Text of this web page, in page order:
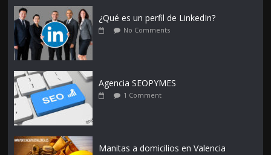
¿Qué es un perfil de LinkedIn?
No Comments
Agencia SEOPYMES
1 Comment
Manitas a domicilios en Valencia